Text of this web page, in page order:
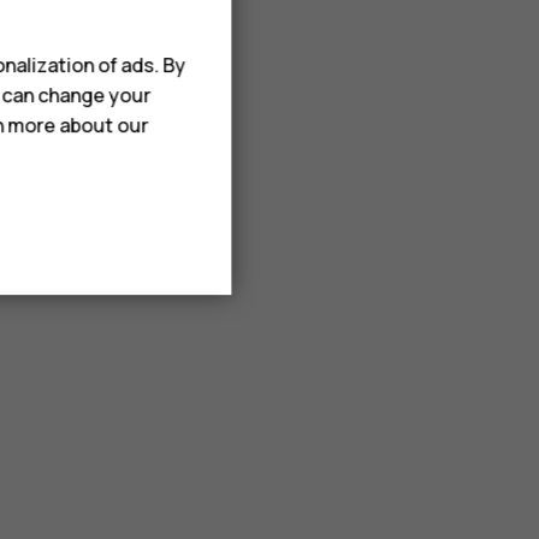
of ads. By
change your
more about our